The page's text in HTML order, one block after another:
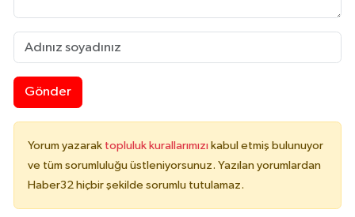
Gönder
Yorum yazarak topluluk kurallarımızı kabul etmiş bulunuyor
ve tüm sorumluluğu üstleniyorsunuz. Yazılan yorumlardan
Haber32 hiçbir şekilde sorumlu tutulamaz.